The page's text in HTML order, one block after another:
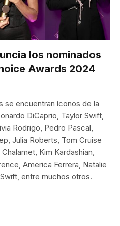
los nominados
Awards 2024
se encuentran íconos de la
DiCaprio, Taylor Swift,
Rodrigo, Pedro Pascal,
Julia Roberts, Tom Cruise
Kim Kardashian,
America Ferrera, Natalie
entre muchos otros.